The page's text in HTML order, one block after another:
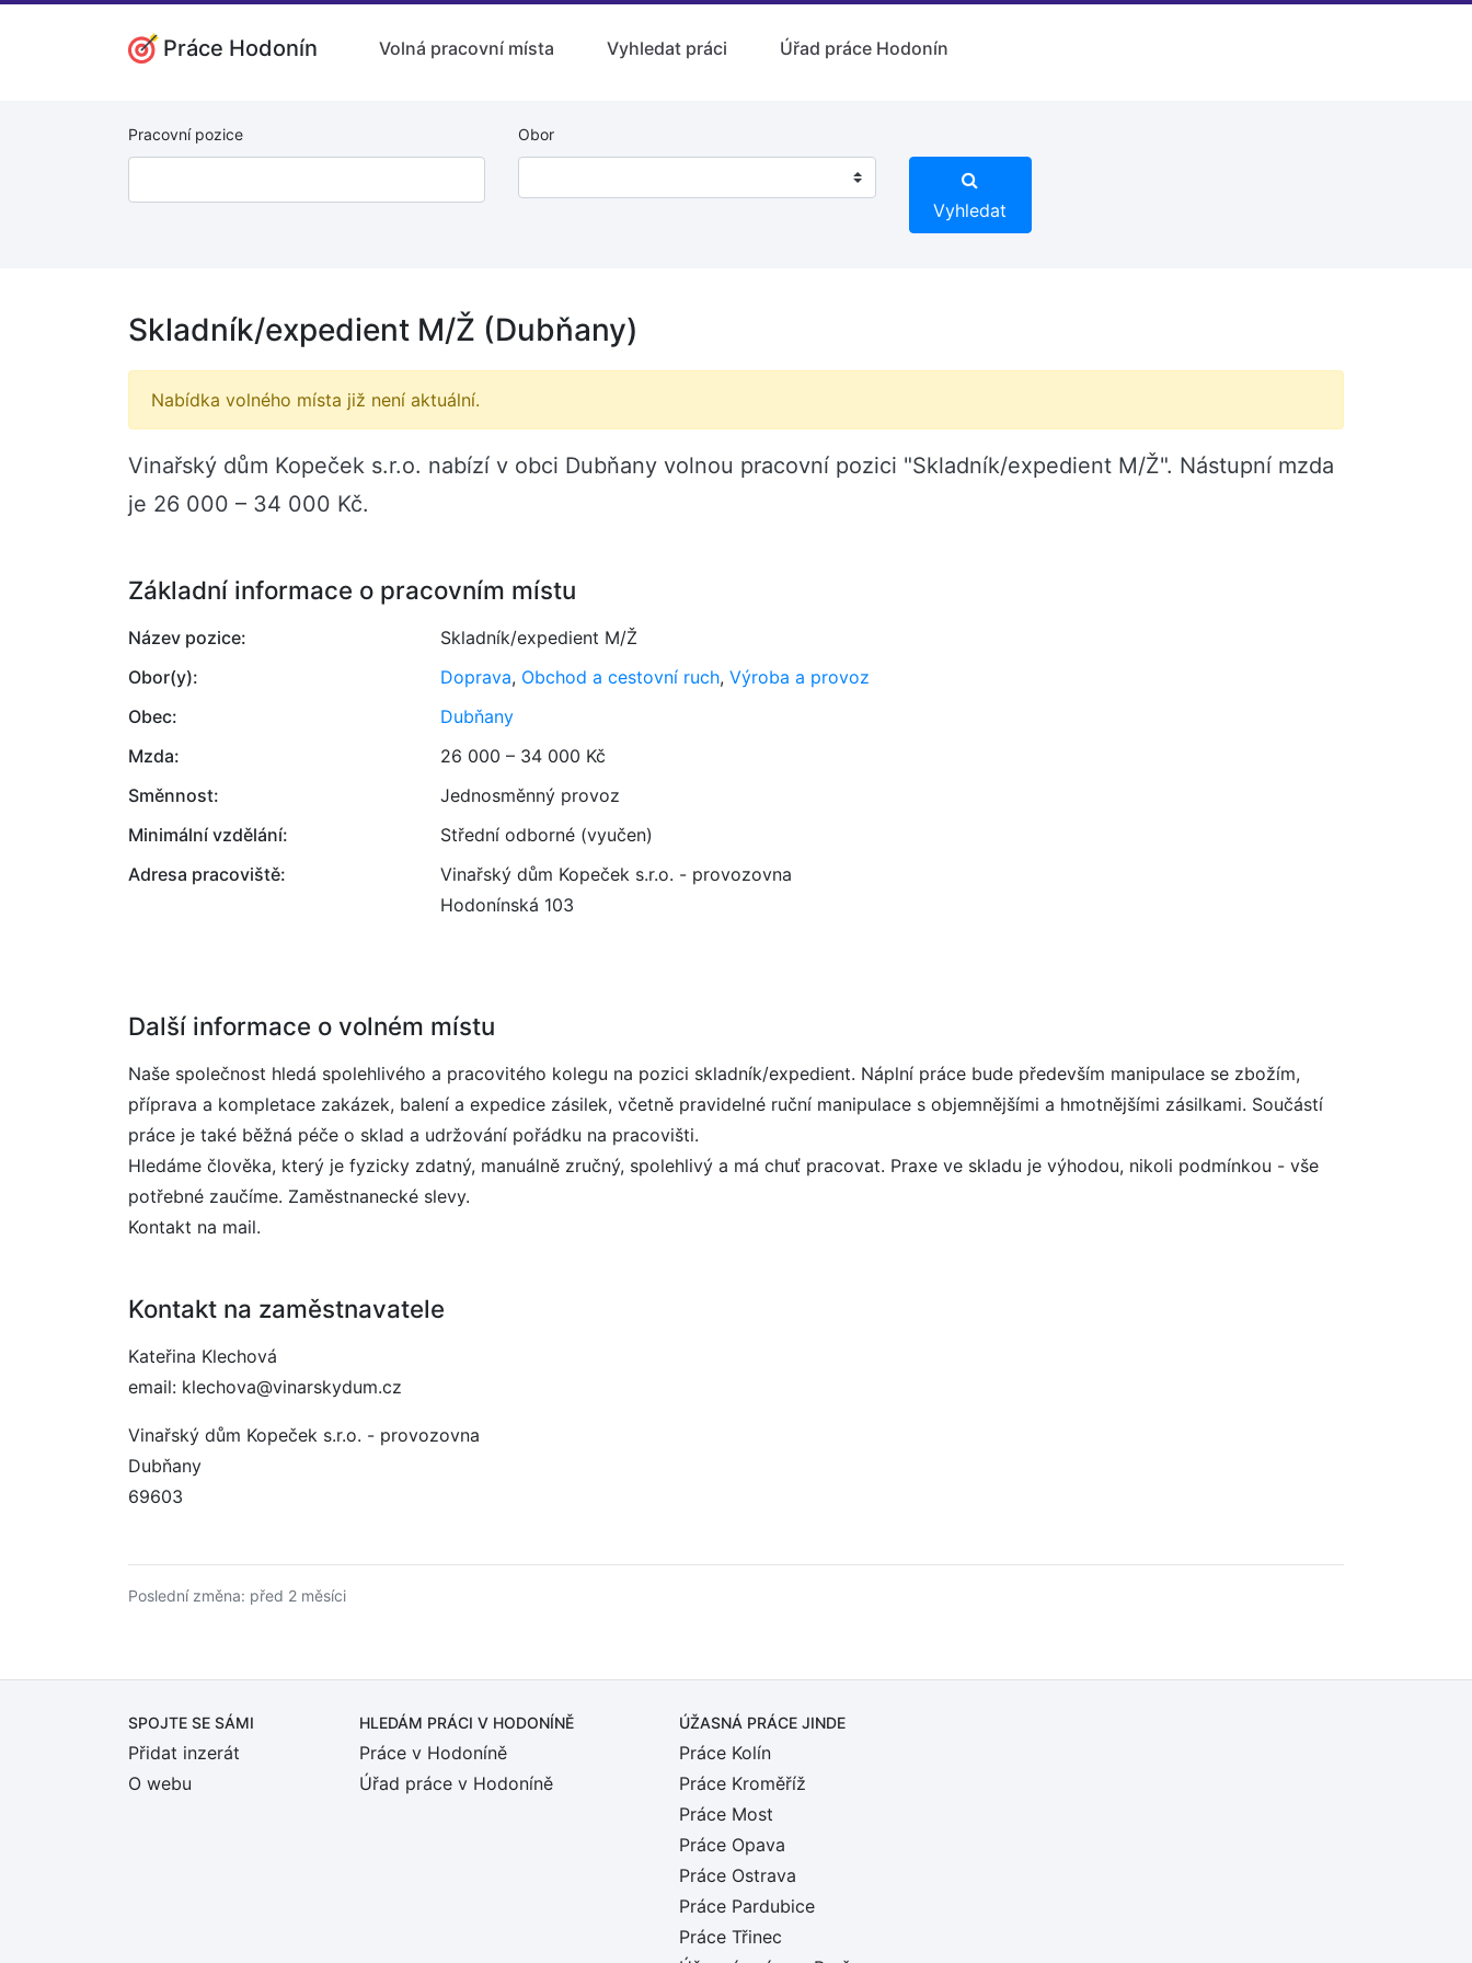
Práce Hodonín Volná pracovní místa Vyhledat práci Úřad práce Hodonín
Pracovní pozice Obor
Vyhledat
Skladník/expedient M/Ž (Dubňany)
Nabídka volného místa již není aktuální.
Vinařský dům Kopeček s.r.o. nabízí v obci Dubňany volnou pracovní pozici "Skladník/expedient M/Ž". Nástupní mzda
je 26 000 – 34 000 Kč.
Základní informace o pracovním místu
Název pozice:
Skladník/expedient M/Ž
Obor(y):
Doprava, Obchod a cestovní ruch, Výroba a provoz
Obec:
Dubňany
Mzda:
26 000 – 34 000 Kč
Směnnost:
Jednosměnný provoz
Minimální vzdělání:
Střední odborné (vyučen)
Adresa pracoviště:
Vinařský dům Kopeček s.r.o. - provozovna
Hodonínská 103
Další informace o volném místu
Naše společnost hledá spolehlivého a pracovitého kolegu na pozici skladník/expedient. Náplní práce bude především manipulace se zbožím,
příprava a kompletace zakázek, balení a expedice zásilek, včetně pravidelné ruční manipulace s objemnějšími a hmotnějšími zásilkami. Součástí
práce je také běžná péče o sklad a udržování pořádku na pracovišti.
Hledáme člověka, který je fyzicky zdatný, manuálně zručný, spolehlivý a má chuť pracovat. Praxe ve skladu je výhodou, nikoli podmínkou - vše
potřebné zaučíme. Zaměstnanecké slevy.
Kontakt na mail.
Kontakt na zaměstnavatele
Kateřina Klechová
email: klechova@vinarskydum.cz
Vinařský dům Kopeček s.r.o. - provozovna
Dubňany
69603
Poslední změna: před 2 měsíci
SPOJTE SE SÁMI
Přidat inzerát
O webu
HLEDÁM PRÁCI V HODONÍNĚ
Práce v Hodoníně
Úřad práce v Hodoníně
ÚŽASNÁ PRÁCE JINDE
Práce Kolín
Práce Kroměříž
Práce Most
Práce Opava
Práce Ostrava
Práce Pardubice
Práce Třinec